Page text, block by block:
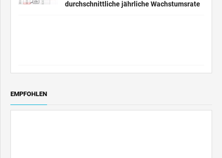
durchschnittliche jährliche Wachstumsrate
EMPFOHLEN